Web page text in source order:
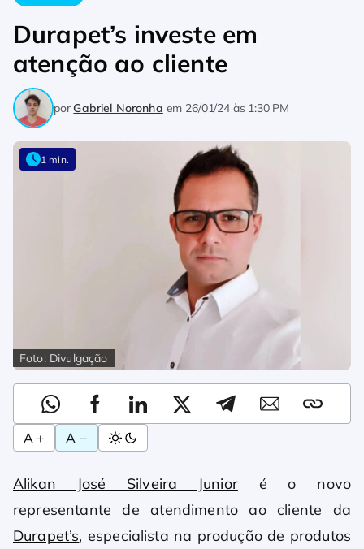
Durapet’s investe em
atenção ao cliente
porGabriel Noronha em 26/01/24 às 1:30 PM
Foto: Divulgação
1 min.
A + A −
Alikan José Silveira Junioré o novo
representante de atendimento ao cliente da
Durapet’s, especialista na produção de produtos